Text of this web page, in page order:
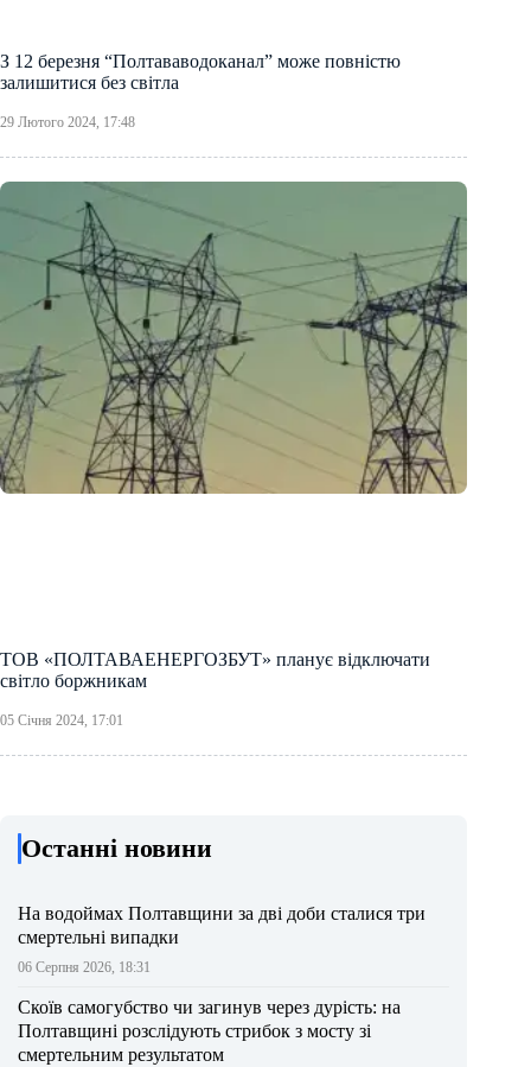
З 12 березня “Полтававодоканал” може повністю
залишитися без світла
29 Лютого 2024, 17:48
ТОВ «ПОЛТАВАЕНЕРГОЗБУТ» планує відключати
світло боржникам
05 Січня 2024, 17:01
Останні новини
На водоймах Полтавщини за дві доби сталися три
смертельні випадки
06 Серпня 2026, 18:31
Скоїв самогубство чи загинув через дурість: на
Полтавщині розслідують стрибок з мосту зі
смертельним результатом